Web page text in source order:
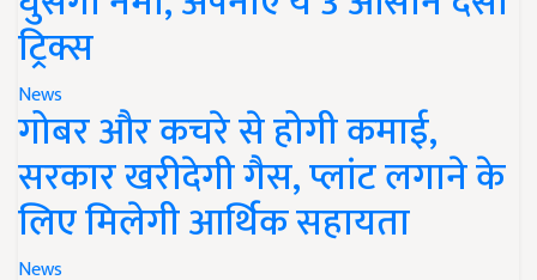
ट्रिक्स
News
गोबर और कचरे से होगी कमाई,
सरकार खरीदेगी गैस, प्लांट लगाने के
लिए मिलेगी आर्थिक सहायता
News